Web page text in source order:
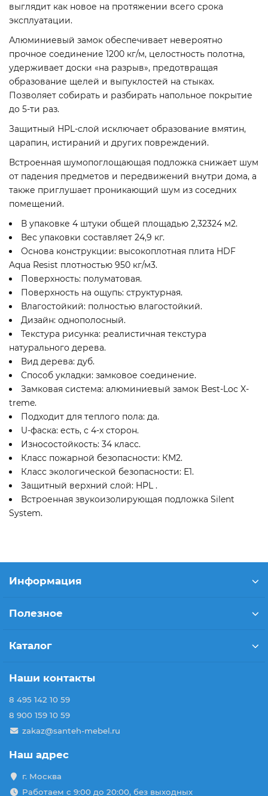
выглядит как новое на протяжении всего срока
эксплуатации.
Алюминиевый замок обеспечивает невероятно
прочное соединение 1200 кг/м, целостность полотна,
удерживает доски «на разрыв», предотвращая
образование щелей и выпуклостей на стыках.
Позволяет собирать и разбирать напольное покрытие
до 5-ти раз.
Защитный HPL-слой исключает образование вмятин,
царапин, истираний и других повреждений.
Встроенная шумопоглощающая подложка снижает шум
от падения предметов и передвижений внутри дома, а
также приглушает проникающий шум из соседних
помещений.
В упаковке 4 штуки общей площадью 2,32324 м2.
Вес упаковки составляет 24,9 кг.
Основа конструкции: высокоплотная плита HDF
Aqua Resist плотностью 950 кг/м3.
Поверхность: полуматовая.
Поверхность на ощупь: структурная.
Влагостойкий: полностью влагостойкий.
Дизайн: однополосный.
Текстура рисунка: реалистичная текстура
натурального дерева.
Вид дерева: дуб.
Способ укладки: замковое соединение.
Замковая система: алюминиевый замок Best-Loc X-
treme.
Подходит для теплого пола: да.
U-фаска: есть, с 4-х сторон.
Износостойкость: 34 класс.
Класс пожарной безопасности: КМ2.
Класс экологической безопасности: Е1.
Защитный верхний слой: HPL .
Встроенная звукоизолирующая подложка Silent
System.
Информация
Полезное
Каталог
Наши контакты
8 495 142 10 59
8 900 159 10 59
zakaz@santeh-mebel.ru
Наш адрес
г. Москва
Работаем с 9:00 до 20:00, без выходных